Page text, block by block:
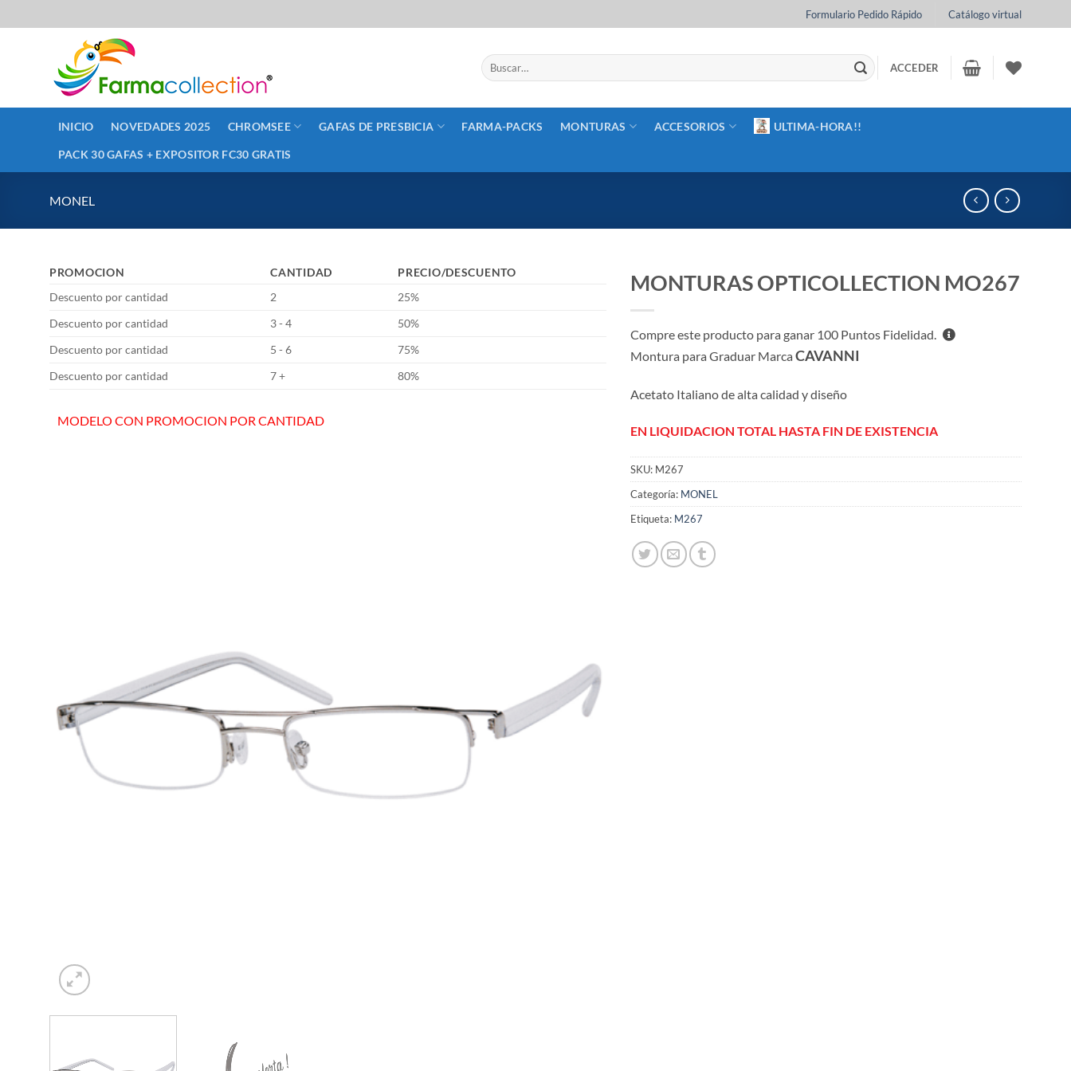
al
Formulario Pedido Rápido Catálogo virtual
Buscar
por:
ACCEDER
INICIO NOVEDADES 2025 CHROMSEE GAFAS DE PRESBICIA FARMA-PACKS MONTURAS ACCESORIOS ULTIMA-HORA!!
PACK 30 GAFAS + EXPOSITOR FC30 GRATIS
MONEL
PROMOCION CANTIDAD
PRECIO/DESCUENTO
Descuento por cantidad
2
25%
Descuento por cantidad
3 - 4
50%
Descuento por cantidad
5 - 6
75%
Descuento por cantidad
7 + 80%
MODELO CON PROMOCION POR CANTIDAD
MONTURAS OPTICOLLECTION MO267
Compre este producto para ganar 100 Puntos Fidelidad.
Montura para Graduar MarcaCAVANNI
Acetato Italiano de alta calidad y diseño
EN LIQUIDACION TOTAL HASTA FIN DE EXISTENCIA
SKU: M267
Categoría: MONEL
Etiqueta: M267